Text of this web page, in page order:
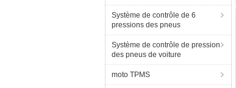
Système de contrôle de 6
pressions des pneus
Système de contrôle de pression
des pneus de voiture
moto TPMS